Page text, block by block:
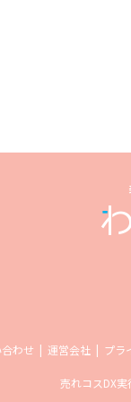
わせ 運営会社 プラ
売れコスDX